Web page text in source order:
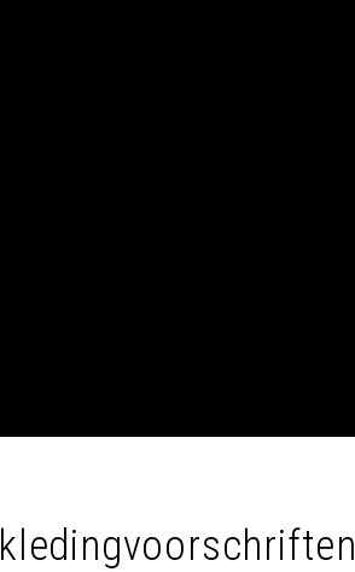
kledingvoorschriften